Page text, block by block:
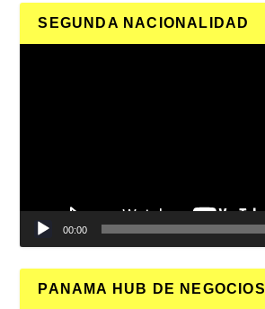
SEGUNDA NACIONALIDAD
00:00
PANAMA HUB DE NEGOCIOS